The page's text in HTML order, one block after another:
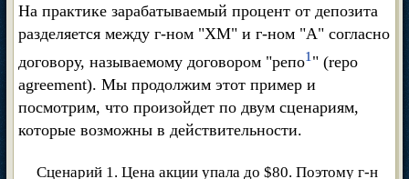
На практике зарабатываемый процент от депозита
разделяется между г-ном "ХМ" и г-ном "А" согласно
договору, называемому договором "репо1 " (repo
agreement). Мы продолжим этот пример и
посмотрим, что произойдет по двум сценариям,
которые возможны в действительности.
Сценарий 1. Цена акции упала до $80. Поэтому г-н